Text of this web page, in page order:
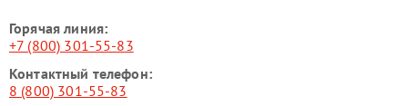
Горячая линия:
+7 (800) 301-55-83
Контактный телефон:
8 (800) 301-55-83